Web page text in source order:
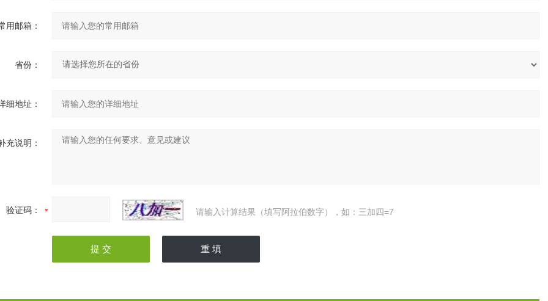
用邮箱：
省份：
细地址：
充说明：
验证码： 请输入计算结果（填写阿拉伯数字），如：三加四=7